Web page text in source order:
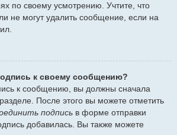
по своему усмотрению. Учтите, что
не могут удалить сообщение, если на
к своему сообщению?
к сообщению, вы должны сначала
После этого вы можете отметить
подпись в форме отправки
добавилась. Вы также можете